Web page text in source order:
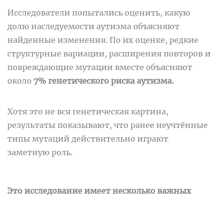
Исследователи попытались оценить, какую
долю наследуемости аутизма объясняют
найденные изменения. По их оценке, редкие
структурные вариации, расширения повторов и
повреждающие мутации вместе объясняют
около 7% генетического риска аутизма.
Хотя это не вся генетическая картина,
результаты показывают, что ранее неучтённые
типы мутаций действительно играют
заметную роль.
Это исследование имеет несколько важных